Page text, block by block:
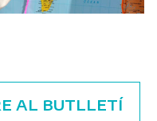
AL BUTLLETÍ